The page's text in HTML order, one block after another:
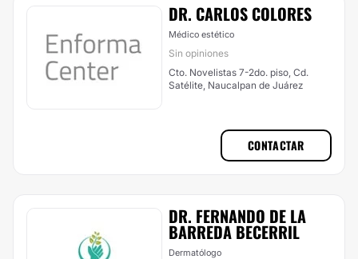
DR. CARLOS COLORES
Médico estético
Sin opiniones
Cto. Novelistas 7-2do. piso, Cd.
Satélite, Naucalpan de Juárez
CONTACTAR
DR. FERNANDO DE LA
BARREDA BECERRIL
Dermatólogo